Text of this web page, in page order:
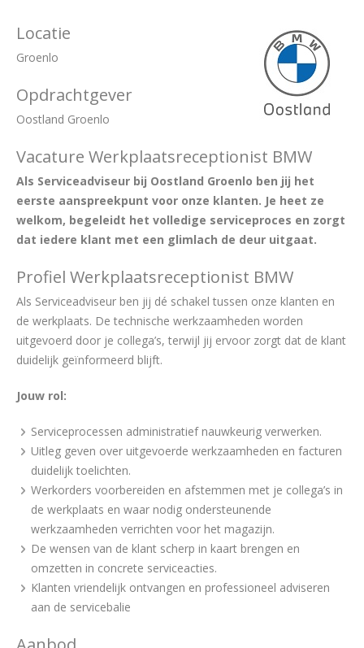
Locatie
Groenlo
Opdrachtgever
Oostland Groenlo
Vacature Werkplaatsreceptionist BMW
Als Serviceadviseur bij Oostland Groenlo ben jij het
eerste aanspreekpunt voor onze klanten. Je heet ze
welkom, begeleidt het volledige serviceproces en zorgt
dat iedere klant met een glimlach de deur uitgaat.
Profiel Werkplaatsreceptionist BMW
Als Serviceadviseur ben jij dé schakel tussen onze klanten en
de werkplaats. De technische werkzaamheden worden
uitgevoerd door je collega’s, terwijl jij ervoor zorgt dat de klant
duidelijk geïnformeerd blijft.
Jouw rol:
Serviceprocessen administratief nauwkeurig verwerken.
Uitleg geven over uitgevoerde werkzaamheden en facturen
duidelijk toelichten.
Werkorders voorbereiden en afstemmen met je collega’s in
de werkplaats en waar nodig ondersteunende
werkzaamheden verrichten voor het magazijn.
De wensen van de klant scherp in kaart brengen en
omzetten in concrete serviceacties.
Klanten vriendelijk ontvangen en professioneel adviseren
aan de servicebalie